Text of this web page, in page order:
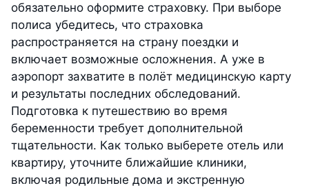
обязательно оформите страховку. При выборе
полиса убедитесь, что страховка
распространяется на страну поездки и
включает возможные осложнения. А уже в
аэропорт захватите в полёт медицинскую карту
и результаты последних обследований.
Подготовка к путешествию во время
беременности требует дополнительной
тщательности. Как только выберете отель или
квартиру, уточните ближайшие клиники,
включая родильные дома и экстренную